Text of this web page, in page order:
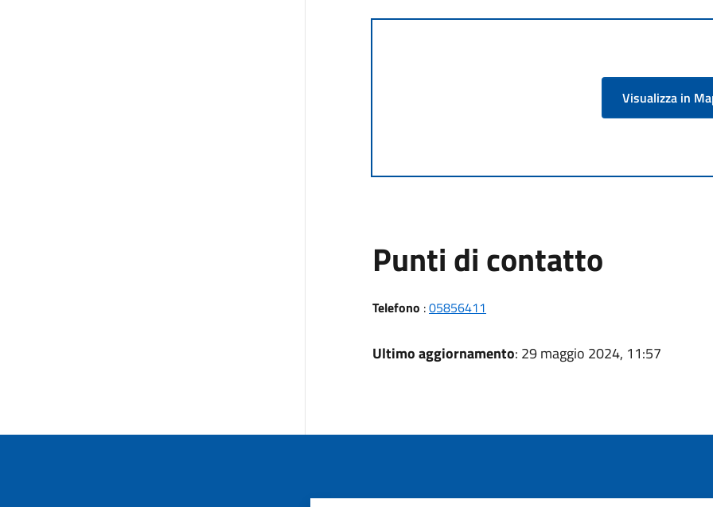
Visualizza in
Punti di contatto
Telefono :05856411
Ultimo aggiornamento: 29 maggio 2024, 11:57